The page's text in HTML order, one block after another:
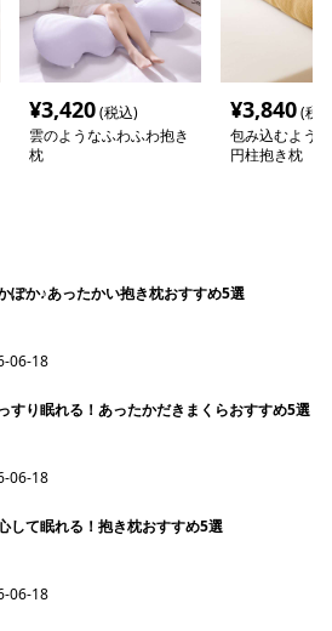
¥3,420(税込)
雲のようなふわふわ抱き
枕
¥3,840(税
包み込むよう
円柱抱き枕
ぽか♪あったかい抱き枕おすすめ5選
06-18
すり眠れる！あったかだきまくらおすすめ5選
06-18
して眠れる！抱き枕おすすめ5選
06-18